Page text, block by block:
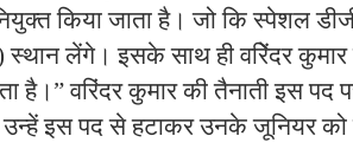
किया जाता है। जो कि स्पेशल
लेंगे। इसके साथ ही वरिेंदर
है।” वरिंदर कुमार की तैनाती इस पद
इस पद से हटाकर उनके जूनियर को